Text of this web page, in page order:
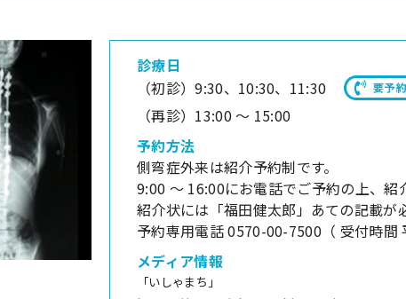
診療日
（初診）9:30、10:30、11:30
（再診）13:00 ～ 15:00
予約方法
側弯症外来は紹介予約制です。
9:00 ～ 16:00にお電話でご予約の上、紹
紹介状には「福田健太郎」あての記載が
予約専用電話 0570-00-7500（ 受付時間
メディア情報
「いしゃまち」